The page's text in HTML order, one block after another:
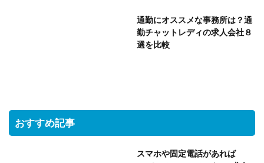
通勤にオススメな事務所は？通
勤チャットレディの求人会社８
選を比較
おすすめ記事
スマホや固定電話があれば